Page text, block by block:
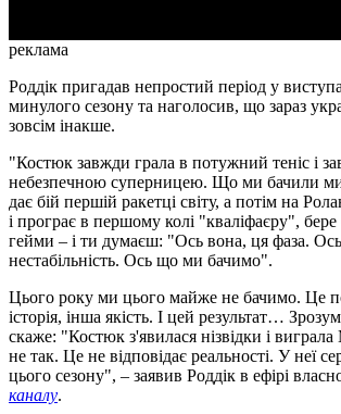
реклама
Роддік пригадав непростий період у
минулого сезону та наголосив, що зараз
зовсім інакше.
"Костюк завжди грала в потужний теніс і
небезпечною суперницею. Що ми бачили
дає бій першій ракетці світу, а потім на
і програє в першому колі "кваліфаєру",
гейми – і ти думаєш: "Ось вона, ця фаза.
нестабільність. Ось що ми бачимо".
Цього року ми цього майже не бачимо. Це
історія, інша якість. І цей результат…
скаже: "Костюк з'явилася нізвідки і
не так. Це не відповідає реальності. У неї
цього сезону", – заявив Роддік в ефірі
каналу.